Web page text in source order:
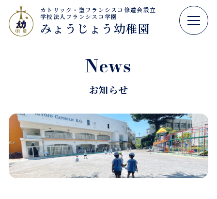
カトリック・聖フランシスコ修道会設立
学校法人フランシスコ学園
みょうじょう幼稚園
News
お知らせ